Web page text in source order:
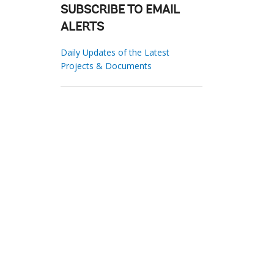
SUBSCRIBE TO EMAIL
ALERTS
Daily Updates of the Latest
Projects & Documents